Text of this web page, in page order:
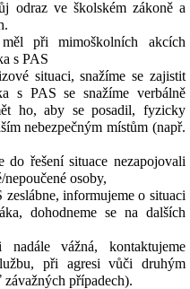
odraz ve školském zákoně a
při mimoškolních akcích
s PAS
situaci, snažíme se zajistit
s PAS se snažíme verbálně
ho, aby se posadil, fyzicky
nebezpečným místům (např.
řešení situace nezapojovali
osoby,
zeslábne, informujeme o situaci
dohodneme se na dalších
vážná, kontaktujeme
při agresi vůči druhým
případech).